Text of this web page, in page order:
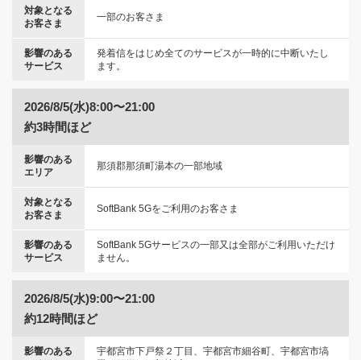
対象となる
お客さま
一部のお客さま
影響のある
サービス
発着信をはじめ全てのサービスが一時的に中断いたし
ます。
2026/8/5(水)8:00〜21:00
約3時間ほど
影響のある
エリア
那須郡那須町湯本の一部地域
対象となる
お客さま
SoftBank 5Gをご利用のお客さま
影響のある
サービス
SoftBank 5Gサービスの一部又は全部がご利用いただけ
ません。
2026/8/5(水)9:00〜21:00
約12時間ほど
影響のある
宇都宮市下戸祭２丁目、宇都宮市細谷町、宇都宮市塙